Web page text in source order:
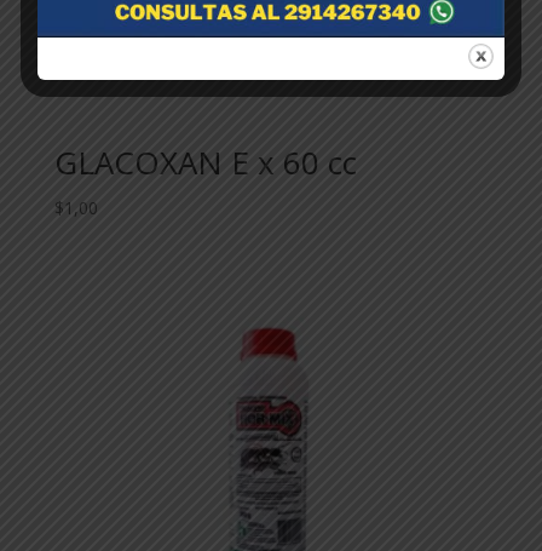
GLACOXAN E x 60 cc
$1,00